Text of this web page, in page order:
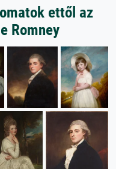
ettől az
Romney